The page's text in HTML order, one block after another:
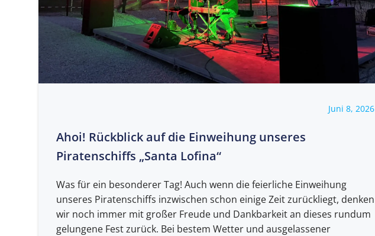
Juni 8, 2026
Ahoi! Rückblick auf die Einweihung unseres
Piratenschiffs „Santa Lofina“
Was für ein besonderer Tag! Auch wenn die feierliche Einweihung
unseres Piratenschiffs inzwischen schon einige Zeit zurückliegt, denken
wir noch immer mit großer Freude und Dankbarkeit an dieses rundum
gelungene Fest zurück. Bei bestem Wetter und ausgelassener